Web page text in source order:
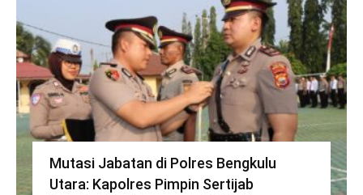
Mutasi Jabatan di Polres Bengkulu
Utara: Kapolres Pimpin Sertijab